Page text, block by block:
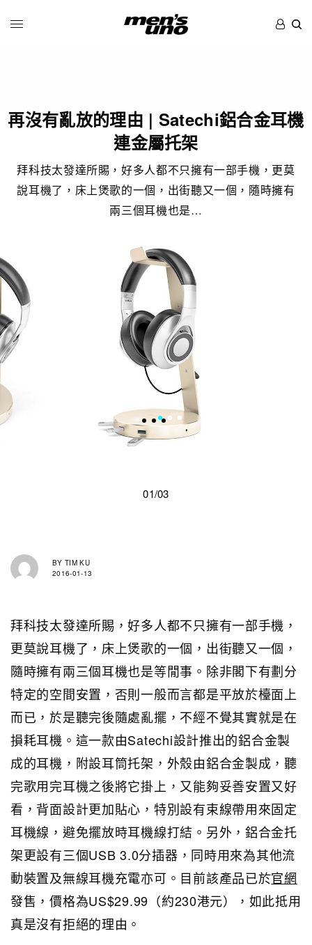
再沒有亂放的理由 | Satechi鋁合金耳機
連金屬托架
拜科技太發達所賜，好多人都不只擁有一部手機，更莫
說耳機了，床上煲歌的一個，出街聽又一個，隨時擁有
兩三個耳機也是…
01/03
BY TIM KU
2016-01-13
拜科技太發達所賜，好多人都不只擁有一部手機，
更莫說耳機了，床上煲歌的一個，出街聽又一個，
隨時擁有兩三個耳機也是等閒事。除非閣下有劃分
特定的空間安置，否則一般而言都是平放於檯面上
而已，於是聽完後隨處亂擺，不經不覺其實就是在
損耗耳機。這一款由Satechi設計推出的鋁合金製
成的耳機，附設耳筒托架，外殼由鋁合金製成，聽
完歌用完耳機之後將它掛上，又能夠妥善安置又好
看，背面設計更加貼心， 特別設有束線帶用來固定
耳機線，避免擺放時耳機線打結。另外，鋁合金托
架更設有三個USB 3.0分插器，同時用來為其他流
動裝置及無線耳機充電亦可。目前該產品已於官網
發售，價格為US$29.99（約230港元），如此抵用
真是沒有拒絕的理由。